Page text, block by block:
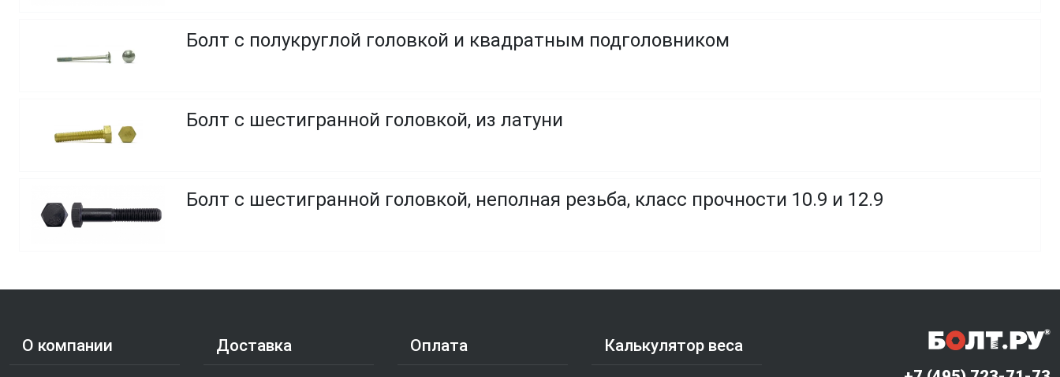
Болт с полукруглой головкой и квадратным подголовником
Болт с шестигранной головкой, из латуни
Болт с шестигранной головкой, неполная резьба, класс прочности 10.9 и 12.9
О компании Доставка Оплата
Калькулятор веса